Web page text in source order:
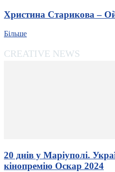
Христина Старикова –
Більше
CREATIVE NEWS
20 днів у Маріуполі.
кінопремію Оскар 2024